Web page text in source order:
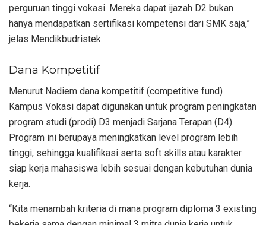
perguruan tinggi vokasi. Mereka dapat ijazah D2 bukan
hanya mendapatkan sertifikasi kompetensi dari SMK saja,”
jelas Mendikbudristek.
Dana Kompetitif
Menurut Nadiem dana kompetitif (competitive fund)
Kampus Vokasi dapat digunakan untuk program peningkatan
program studi (prodi) D3 menjadi Sarjana Terapan (D4).
Program ini berupaya meningkatkan level program lebih
tinggi, sehingga kualifikasi serta soft skills atau karakter
siap kerja mahasiswa lebih sesuai dengan kebutuhan dunia
kerja.
“Kita menambah kriteria di mana program diploma 3 existing